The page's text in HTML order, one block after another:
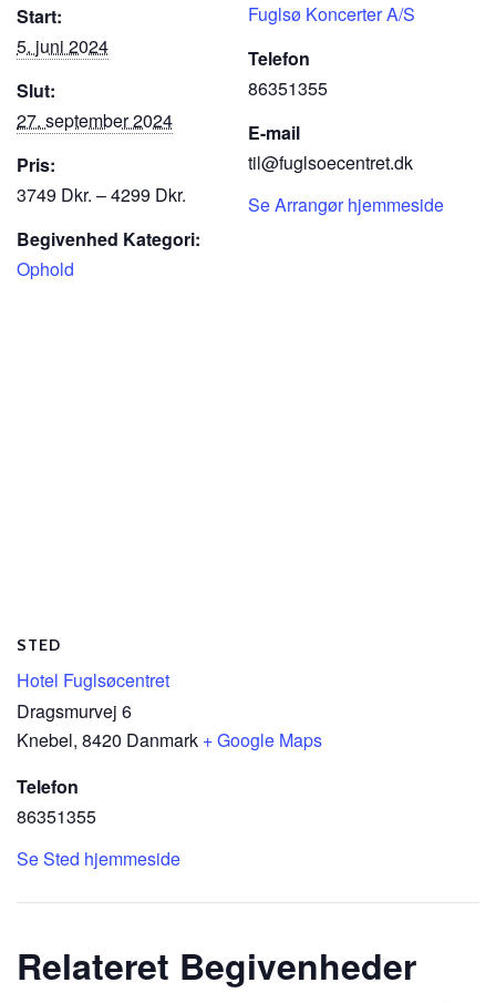
Start:
5. juni 2024
Slut:
27. september 2024
Pris:
3749 Dkr. – 4299 Dkr.
Begivenhed Kategori:
Ophold
Fuglsø Koncerter A/S
Telefon
86351355
E-mail
til@fuglsoecentret.dk
Se Arrangør hjemmeside
STED
Hotel Fuglsøcentret
Dragsmurvej 6
Knebel, 8420 Danmark + Google Maps
Telefon
86351355
Se Sted hjemmeside
Relateret Begivenheder